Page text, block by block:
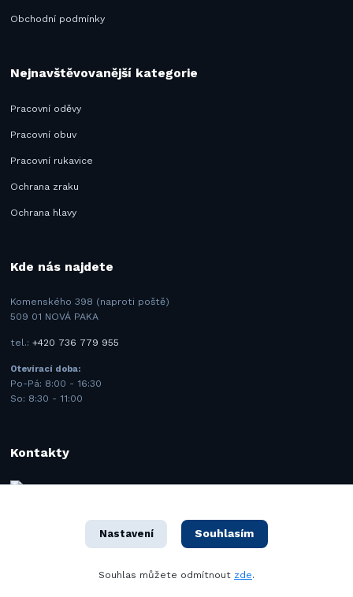
Obchodní podmínky
Nejnavštěvovanější kategorie
Pracovní oděvy
Pracovní obuv
Pracovní rukavice
Ochrana zraku
Ochrana hlavy
Kde nás najdete
Komenského 398 (naproti poště)
509 01 NOVÁ PAKA
tel.:+420 736 779 955
Otevírací doba:
Po-Pá: 8:00 - 16:30
So: 8:30 - 11:00
Kontakty
BMK SAFETY spol. s.r.o.
(Po-Pá 8–16 hod.)
Nastavení Souhlasím
Souhlas můžete odmítnout zde.